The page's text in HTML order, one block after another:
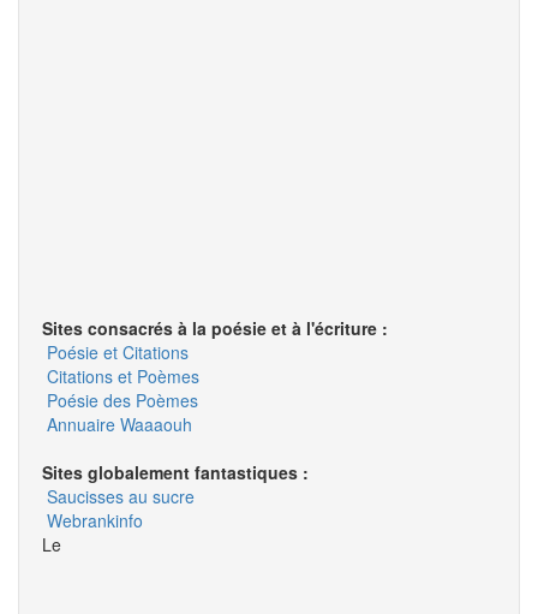
Sites consacrés à la poésie et à l'écriture :
Poésie et Citations
Citations et Poèmes
Poésie des Poèmes
Annuaire Waaaouh
Sites globalement fantastiques :
Saucisses au sucre
Webrankinfo
Le